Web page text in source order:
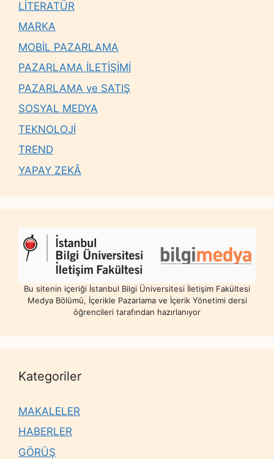
LİTERATÜR
MARKA
MOBİL PAZARLAMA
PAZARLAMA İLETİŞİMİ
PAZARLAMA ve SATIŞ
SOSYAL MEDYA
TEKNOLOJİ
TREND
YAPAY ZEKÂ
Bu sitenin içeriği İstanbul Bilgi Üniversitesi İletişim Fakültesi
Medya Bölümü, İçerikle Pazarlama ve İçerik Yönetimi dersi
öğrencileri tarafından hazırlanıyor
Kategoriler
MAKALELER
HABERLER
GÖRÜŞ